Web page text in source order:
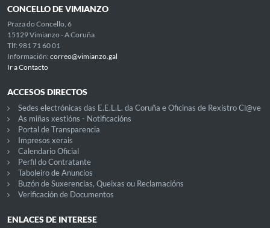
CONCELLO DE VIMIANZO
Praza do Concello, 6
15129 Vimianzo - A Coruña
Tlf: 981 71 60 01
Información: correo@vimianzo.gal
Ir a Contacto
ACCESOS DIRECTOS
Sedes electrónicas das E.E.L.L. da Coruña e Oficinas de Rexistro Cl@ve
As miñas xestións - Notificacións
Portal de Transparencia
Impresos xerais
Calendario Oficial
Perfil do Contratante
Taboleiro de Anuncios
Buzón de Suxerencias, Queixas ou Reclamacións
Verificación de Documentos
ENLACES DE INTERESE